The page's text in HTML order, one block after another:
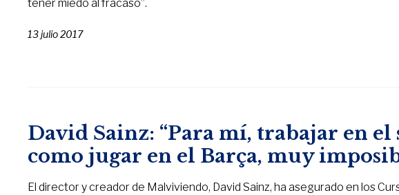
tener miedo al fracaso”.
13 julio 2017
David Sainz: “Para mí, trabajar en
como jugar en el Barça, muy
El director y creador de Malviviendo, David Sainz, ha asegurado en los